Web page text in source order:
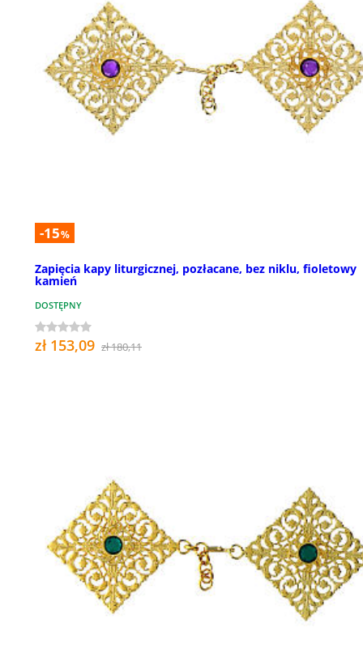
-15%
Zapięcia kapy liturgicznej, pozłacane, bez niklu, fioletowy
kamień
DOSTĘPNY
zł 153,09 zł 180,11